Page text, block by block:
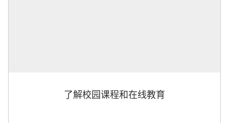
了解校园课程和在线教育